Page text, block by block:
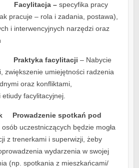
Facylitacja – specyfika pracy
pracuje – rola i zadania, postawa),
i interwencyjnych narzędzi oraz
Praktyka facylitacji – Nabycie
zwiększenie umiejętności radzenia
oraz konfliktami,
facylitacyjnej.
Prowadzenie spotkań pod
uczestniczących będzie mogła
z trenerkami i superwizji, żeby
wydarzenia w swojej
(np. spotkania z mieszkańcami/